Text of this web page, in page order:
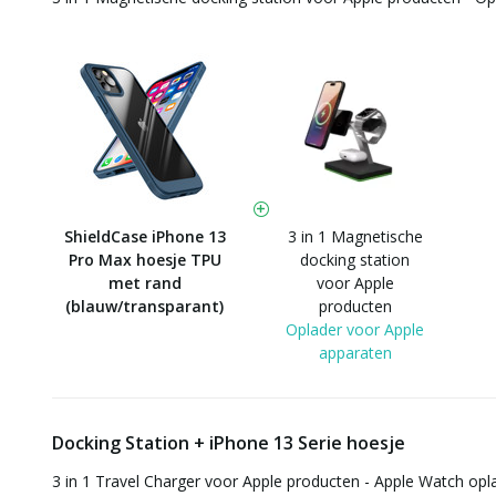
ShieldCase iPhone 13
Pro Max hoesje TPU
met rand
(blauw/transparant)
3 in 1 Magnetische
docking station
voor Apple
producten
Oplader voor Apple
apparaten
Docking Station + iPhone 13 Serie hoesje
3 in 1 Travel Charger voor Apple producten - Apple Watch